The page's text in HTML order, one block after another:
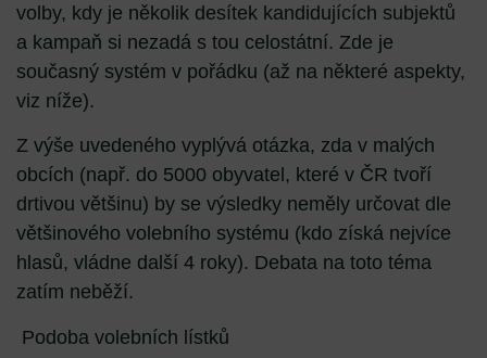
volby, kdy je několik desítek kandidujících subjektů
a kampaň si nezadá s tou celostátní. Zde je
současný systém v pořádku (až na některé aspekty,
viz níže).
Z výše uvedeného vyplývá otázka, zda v malých
obcích (např. do 5000 obyvatel, které v ČR tvoří
drtivou většinu) by se výsledky neměly určovat dle
většinového volebního systému (kdo získá nejvíce
hlasů, vládne další 4 roky). Debata na toto téma
zatím neběží.
Podoba volebních lístků